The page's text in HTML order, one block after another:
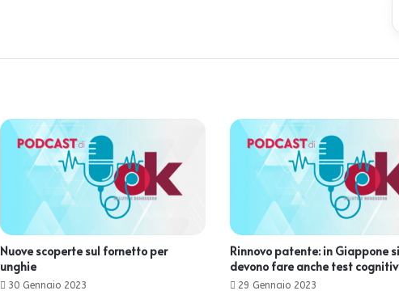
Nuove scoperte sul fornetto per
unghie
30 Gennaio 2023
Rinnovo patente: in Giappone si
devono fare anche test
29 Gennaio 2023